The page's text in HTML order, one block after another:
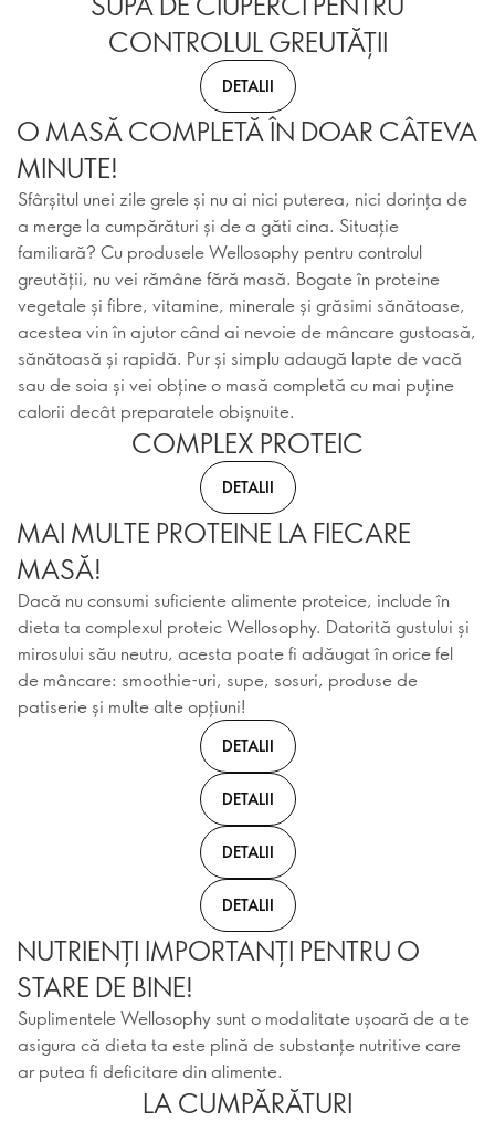
CONTROLUL GREUTĂȚII
DETALII
O MASĂ COMPLETĂ ÎN DOAR CÂTEVA
MINUTE!
Sfârșitul unei zile grele și nu ai nici puterea, nici dorința de
a merge la cumpărături și de a găti cina. Situație
familiară? Cu produsele Wellosophy pentru controlul
greutății, nu vei rămâne fără masă. Bogate în proteine
vegetale și fibre, vitamine, minerale și grăsimi sănătoase,
acestea vin în ajutor când ai nevoie de mâncare gustoasă,
sănătoasă și rapidă. Pur și simplu adaugă lapte de vacă
sau de soia și vei obține o masă completă cu mai puține
calorii decât preparatele obișnuite.
COMPLEX PROTEIC
DETALII
MAI MULTE PROTEINE LA FIECARE
MASĂ!
Dacă nu consumi suficiente alimente proteice, include în
dieta ta complexul proteic Wellosophy. Datorită gustului și
mirosului său neutru, acesta poate fi adăugat în orice fel
de mâncare: smoothie-uri, supe, sosuri, produse de
patiserie și multe alte opțiuni!
DETALII
DETALII
DETALII
DETALII
NUTRIENȚI IMPORTANȚI PENTRU O
STARE DE BINE!
Suplimentele Wellosophy sunt o modalitate ușoară de a te
asigura că dieta ta este plină de substanțe nutritive care
ar putea fi deficitare din alimente.
LA CUMPĂRĂTURI